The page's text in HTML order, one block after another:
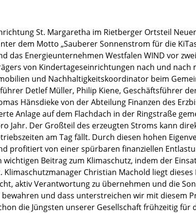
St. Margaretha im Rietberger Ortsteil
dem Motto „Sauberer Sonnenstrom für die
das Energieunternehmen Westfalen WIND vor
von Kindertageseinrichtungen nach und nach
und Nachhaltigkeitskoordinator beim
Detlef Müller, Philip Kiene, Geschäftsführer
Hänsdieke von der Abteilung Finanzen des
Anlage auf dem Flachdach in der Ringstraße
Jahr. Der Großteil des erzeugten Stroms kann
am Tag fällt. Durch diesen hohen
profitiert von einer spürbaren finanziellen
Beitrag zum Klimaschutz, indem der
Christian Machold liegt
aktiv Verantwortung zu übernehmen und die
und dass unterstreichen wir mit diesem
die Jüngsten unserer Gesellschaft frühzeitig für